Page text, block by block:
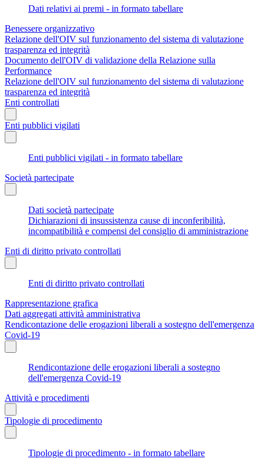
Dati relativi ai premi - in formato tabellare
Benessere organizzativo
Relazione dell'OIV sul funzionamento del sistema di valutazione
trasparenza ed integrità
Documento dell'OIV di validazione della Relazione sulla
Performance
Relazione dell'OIV sul funzionamento del sistema di valutazione
trasparenza ed integrità
Enti controllati
Enti pubblici vigilati
Enti pubblici vigilati - in formato tabellare
Società partecipate
Dati società partecipate
Dichiarazioni di insussistenza cause di inconferibilità,
incompatibilità e compensi del consiglio di amministrazione
Enti di diritto privato controllati
Enti di diritto privato controllati
Rappresentazione grafica
Dati aggregati attività amministrativa
Rendicontazione delle erogazioni liberali a sostegno dell'emergenza
Covid-19
Rendicontazione delle erogazioni liberali a sostegno
dell'emergenza Covid-19
Attività e procedimenti
Tipologie di procedimento
Tipologie di procedimento - in formato tabellare